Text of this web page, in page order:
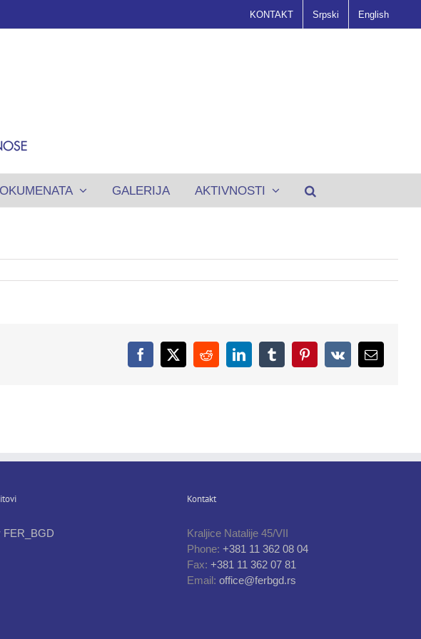
KONTAKT Srpski English
GALERIJA AKTIVNOSTI
Facebook
X RedditLinkedInTumblrPinterest
Vk Email
FER_BGD
Kontakt
Kraljice Natalije 45/VII
Phone: +381 11 362 08 04
Fax: +381 11 362 07 81
Email: office@ferbgd.rs